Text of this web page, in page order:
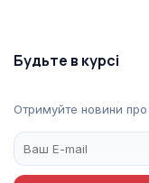
Будьте в курсі
Отримуйте новини